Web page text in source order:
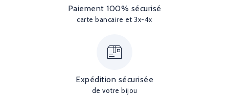
Paiement 100% sécurisé
carte bancaire et 3x-4x
Expédition sécurisée
de votre bijou